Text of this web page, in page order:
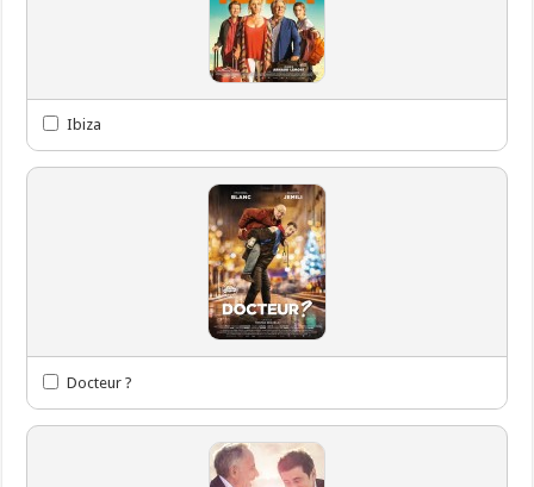
Ibiza
Docteur ?